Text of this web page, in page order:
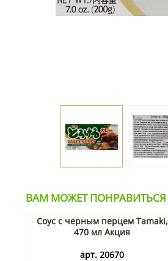
ВАМ МОЖЕТ ПОНРАВИТЬСЯ
Соус с черным перцем Tamaki,
470 мл Акция
арт. 20670